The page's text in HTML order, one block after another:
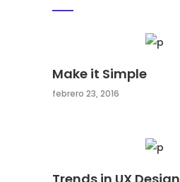
Make it Simple
febrero 23, 2016